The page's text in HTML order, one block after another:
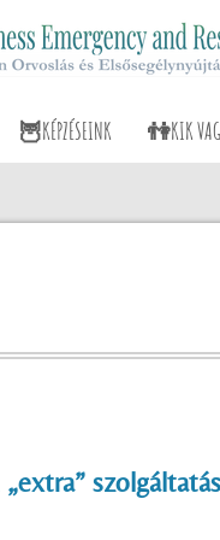
🦉KÉPZÉSEINK 👫KIK
„extra” szolgáltatás